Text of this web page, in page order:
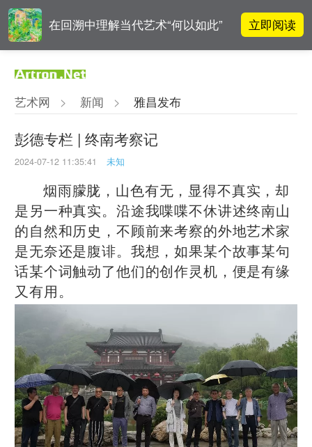
在回溯中理解当代艺术“何以如此” 立即阅读
破界与归真
对话 | 在开放和自由中确立艺术价
值
吕晓：北京画院两个中心十年 跨学
科带来齐白石研究新突破
艺术网 > 新闻 > 雅昌发布
彭德专栏 | 终南考察记
2024-07-12 11:35:41 未知
烟雨朦胧，山色有无，显得不真实，却
是另一种真实。沿途我喋喋不休讲述终南山
的自然和历史，不顾前来考察的外地艺术家
是无奈还是腹诽。我想，如果某个故事某句
话某个词触动了他们的创作灵机，便是有缘
又有用。